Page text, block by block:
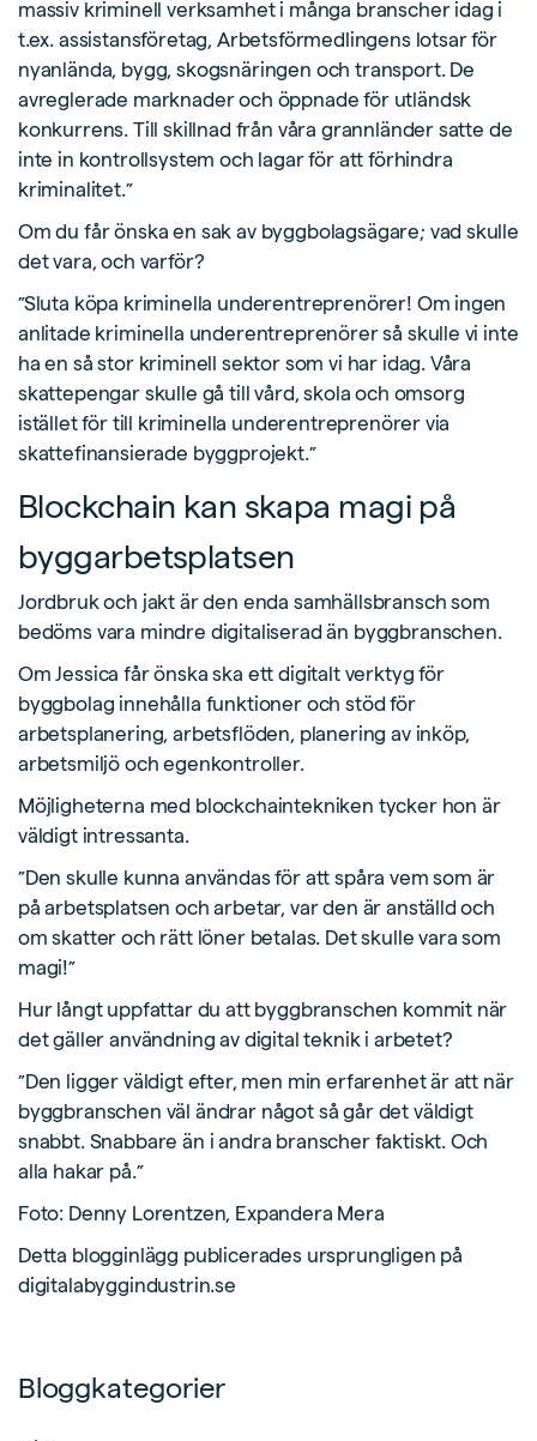
massiv kriminell verksamhet i många branscher idag i
t.ex. assistansföretag, Arbetsförmedlingens lotsar för
nyanlända, bygg, skogsnäringen och transport. De
avreglerade marknader och öppnade för utländsk
konkurrens. Till skillnad från våra grannländer satte de
inte in kontrollsystem och lagar för att förhindra
kriminalitet.”
Om du får önska en sak av byggbolagsägare; vad skulle
det vara, och varför?
”Sluta köpa kriminella underentreprenörer! Om ingen
anlitade kriminella underentreprenörer så skulle vi inte
ha en så stor kriminell sektor som vi har idag. Våra
skattepengar skulle gå till vård, skola och omsorg
istället för till kriminella underentreprenörer via
skattefinansierade byggprojekt.”
Blockchain kan skapa magi på
byggarbetsplatsen
Jordbruk och jakt är den enda samhällsbransch som
bedöms vara mindre digitaliserad än byggbranschen.
Om Jessica får önska ska ett digitalt verktyg för
byggbolag innehålla funktioner och stöd för
arbetsplanering, arbetsflöden, planering av inköp,
arbetsmiljö och egenkontroller.
Möjligheterna med blockchaintekniken tycker hon är
väldigt intressanta.
”Den skulle kunna användas för att spåra vem som är
på arbetsplatsen och arbetar, var den är anställd och
om skatter och rätt löner betalas. Det skulle vara som
magi!”
Hur långt uppfattar du att byggbranschen kommit när
det gäller användning av digital teknik i arbetet?
”Den ligger väldigt efter, men min erfarenhet är att när
byggbranschen väl ändrar något så går det väldigt
snabbt. Snabbare än i andra branscher faktiskt. Och
alla hakar på.”
Foto: Denny Lorentzen, Expandera Mera
Detta blogginlägg publicerades ursprungligen på
digitalabyggindustrin.se
Bloggkategorier